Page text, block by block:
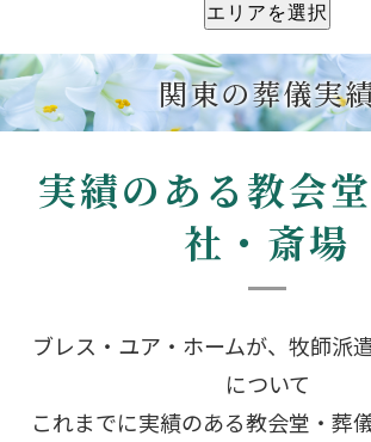
エリアを選択
関東の葬儀実
実績のある教会
社・斎場
ブレス・ユア・ホームが、牧師派
について
これまでに実績のある教会堂・葬